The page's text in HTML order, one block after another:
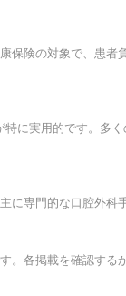
保険の対象で、患
に実用的です。多
専門的な口腔外科
各掲載を確認する